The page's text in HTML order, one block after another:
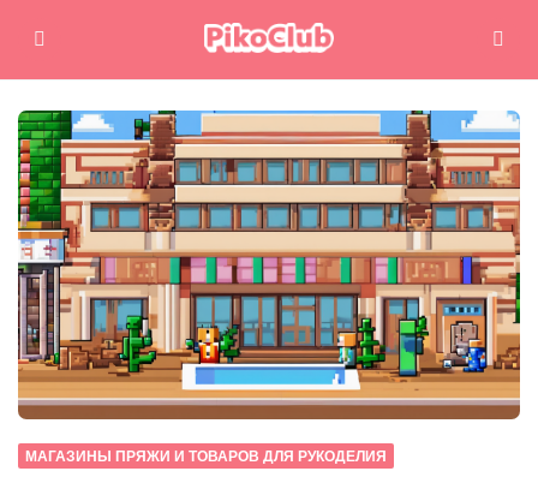
Меню Поиск
МАГАЗИНЫ ПРЯЖИ И ТОВАРОВ ДЛЯ РУКОДЕЛИЯ